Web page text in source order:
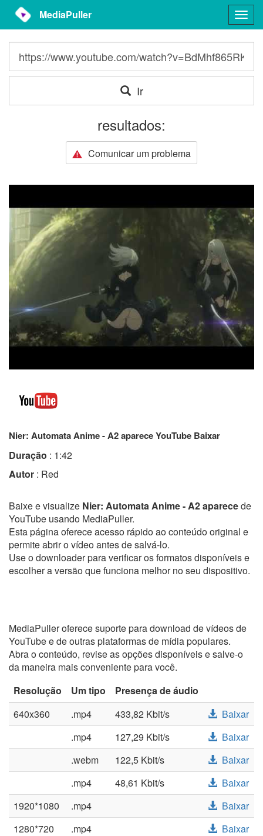
MediaPuller
Ir
resultados:
Comunicar um problema
Nier: Automata Anime - A2 aparece YouTube Baixar
Duração : 1:42
Autor : Red
Baixe e visualize Nier: Automata Anime - A2 aparecede
YouTube usando MediaPuller.
Esta página oferece acesso rápido ao conteúdo original e
permite abrir o vídeo antes de salvá-lo.
Use o downloader para verificar os formatos disponíveis e
escolher a versão que funciona melhor no seu dispositivo.
MediaPuller oferece suporte para download de vídeos de
YouTube e de outras plataformas de mídia populares.
Abra o conteúdo, revise as opções disponíveis e salve-o
da maneira mais conveniente para você.
Resolução
Um tipo
Presença de áudio
640x360
.mp4 433,82 Kbit/s
Baixar
.mp4
127,29 Kbit/s
Baixar
.webm
122,5 Kbit/s
Baixar
.mp4
48,61 Kbit/s
Baixar
1920*1080
.mp4
Baixar
1280*720
.mp4
Baixar